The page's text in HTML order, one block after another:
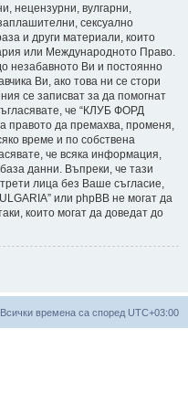
нецензурни, вулгарни,
сексуално
и други материали, които
или Международното Право.
незабавното Ви и постоянно
Ви, ако това ни се стори
се записват за да помогнат
че “КЛУБ ФОРД
да премахва, променя,
време и по собствена
че всяка информация,
данни. Въпреки, че тази
лица без Ваше съгласие,
или phpBB не могат да
които могат да доведат до
Всички времена са според UTC+03:00